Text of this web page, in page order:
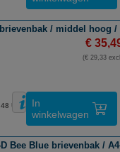
/ middel hoog
UUR
€
(€ 29,33
In
winkelwagen
Bee Blue brievenbak /